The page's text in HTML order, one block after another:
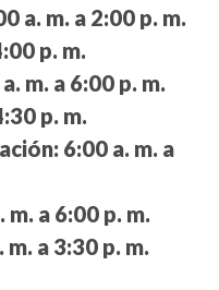
a. m. a 2:00 p. m.
p. m.
m. a 6:00 p. m.
p. m.
6:00 a. m. a
m. a 6:00 p. m.
m. a 3:30 p. m.